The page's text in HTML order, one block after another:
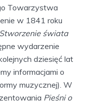
Towarzystwa
w 1841 roku
Stworzenie świata
wydarzenie
dziesięć lat
informacjami o
muzycznej). W
Pieśni o